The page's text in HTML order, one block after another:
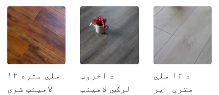
۱۲ ملي متره
لامینټ شوی
د اخروټ
لرګي لامینټ
د ۱۲ ملي
متري اير